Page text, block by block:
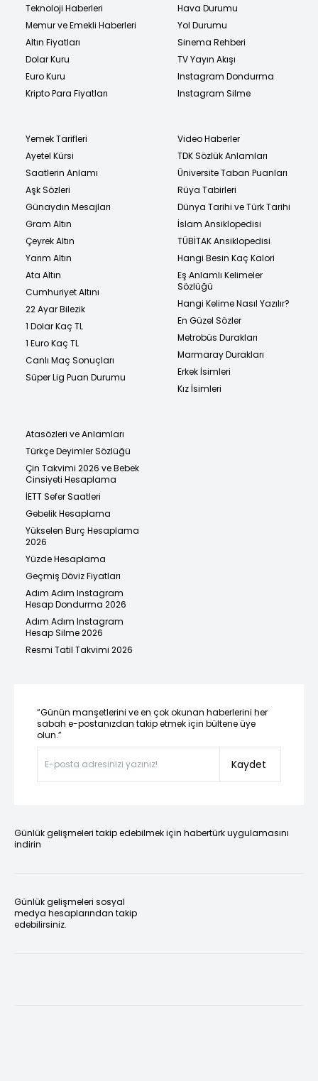
Teknoloji Haberleri
Memur ve Emekli Haberleri
Altın Fiyatları
Dolar Kuru
Euro Kuru
Kripto Para Fiyatları
Hava Durumu
Yol Durumu
Sinema Rehberi
TV Yayın Akışı
Instagram Dondurma
Instagram Silme
Yemek Tarifleri
Ayetel Kürsi
Saatlerin Anlamı
Aşk Sözleri
Günaydın Mesajları
Gram Altın
Çeyrek Altın
Yarım Altın
Ata Altın
Cumhuriyet Altını
22 Ayar Bilezik
1 Dolar Kaç TL
1 Euro Kaç TL
Canlı Maç Sonuçları
Süper Lig Puan Durumu
Video Haberler
TDK Sözlük Anlamları
Üniversite Taban Puanları
Rüya Tabirleri
Dünya Tarihi ve Türk Tarihi
İslam Ansiklopedisi
TÜBİTAK Ansiklopedisi
Hangi Besin Kaç Kalori
Eş Anlamlı Kelimeler
Sözlüğü
Hangi Kelime Nasıl Yazılır?
En Güzel Sözler
Metrobüs Durakları
Marmaray Durakları
Erkek İsimleri
Kız İsimleri
Atasözleri ve Anlamları
Türkçe Deyimler Sözlüğü
Çin Takvimi 2026 ve Bebek
Cinsiyeti Hesaplama
İETT Sefer Saatleri
Gebelik Hesaplama
Yükselen Burç Hesaplama
2026
Yüzde Hesaplama
Geçmiş Döviz Fiyatları
Adım Adım Instagram
Hesap Dondurma 2026
Adım Adım Instagram
Hesap Silme 2026
Resmi Tatil Takvimi 2026
“Günün manşetlerini ve en çok okunan haberlerini her
sabah e-postanızdan takip etmek için bültene üye
olun.”
Kaydet
Günlük gelişmeleri takip edebilmek için habertürk uygulamasını
indirin
Günlük gelişmeleri sosyal
medya hesaplarından takip
edebilirsiniz.